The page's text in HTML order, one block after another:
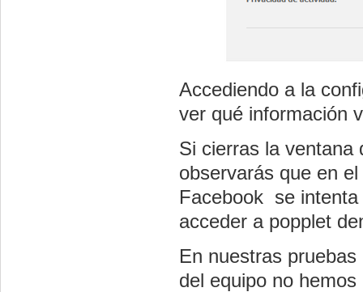
Accediendo a la
ver qué información
Si cierras la ventana
observarás que en
Facebook se
acceder a popplet
En nuestras
del equipo no